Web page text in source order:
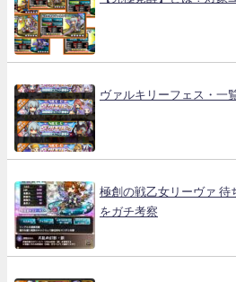
ヴァルキリーフェス・一
極創の戦乙女リーヴァ 待
をガチ考察